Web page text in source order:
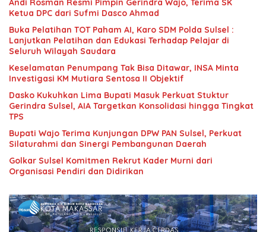
Ketua DPC dari Sufmi Dasco Ahmad
Buka Pelatihan TOT Paham AI, Karo SDM Polda Sulsel :
Lanjutkan Pelatihan dan Edukasi Terhadap Pelajar di
Seluruh Wilayah Saudara
Keselamatan Penumpang Tak Bisa Ditawar, INSA Minta
Investigasi KM Mutiara Sentosa II Objektif
Dasko Kukuhkan Lima Bupati Masuk Perkuat Stuktur
Gerindra Sulsel, AIA Targetkan Konsolidasi hingga Tingkat
TPS
Bupati Wajo Terima Kunjungan DPW PAN Sulsel, Perkuat
Silaturahmi dan Sinergi Pembangunan Daerah
Golkar Sulsel Komitmen Rekrut Kader Murni dari
Organisasi Pendiri dan Didirikan